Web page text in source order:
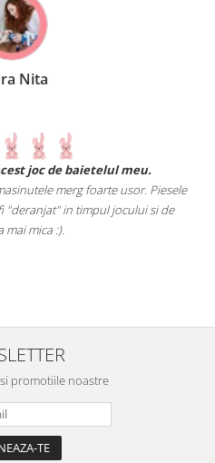
Nita
joc de baietelul meu.
merg foarte usor. Piesele
"deranjat" in timpul jocului si de
mai mica :).
promotiile noastre